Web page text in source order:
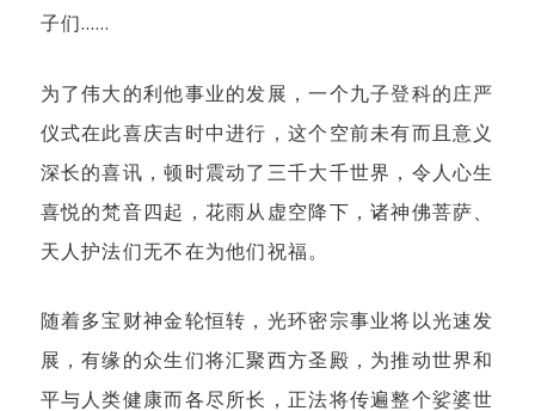
子们……
为了伟大的利他事业的发展，一个九子登科的庄严
仪式在此喜庆吉时中进行，这个空前未有而且意义
深长的喜讯，顿时震动了三千大千世界，令人心生
喜悦的梵音四起，花雨从虚空降下，诸神佛菩萨、
天人护法们无不在为他们祝福。
随着多宝财神金轮恒转，光环密宗事业将以光速发
展，有缘的众生们将汇聚西方圣殿，为推动世界和
平与人类健康而各尽所长，正法将传遍整个娑婆世